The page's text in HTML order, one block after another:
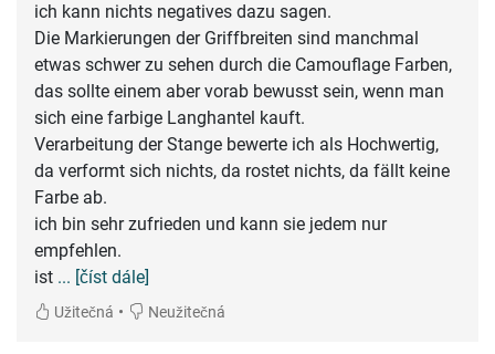
ich kann nichts negatives dazu sagen.
Die Markierungen der Griffbreiten sind manchmal
etwas schwer zu sehen durch die Camouflage Farben,
das sollte einem aber vorab bewusst sein, wenn man
sich eine farbige Langhantel kauft.
Verarbeitung der Stange bewerte ich als Hochwertig,
da verformt sich nichts, da rostet nichts, da fällt keine
Farbe ab.
ich bin sehr zufrieden und kann sie jedem nur
empfehlen.
ist ... [číst dále]
Užitečná • Neužitečná